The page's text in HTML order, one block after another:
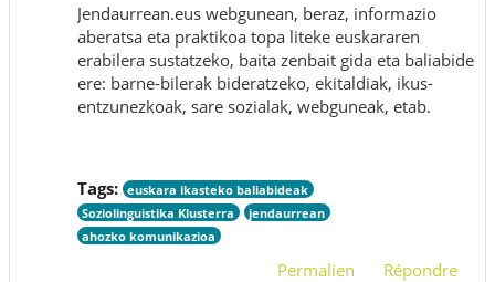
Jendaurrean.eus webgunean, beraz, informazio
aberatsa eta praktikoa topa liteke euskararen
erabilera sustatzeko, baita zenbait gida eta baliabide
ere: barne-bilerak bideratzeko, ekitaldiak, ikus-
entzunezkoak, sare sozialak, webguneak, etab.
Tags: euskara ikasteko baliabideak
Soziolinguistika Klusterra
jendaurrean
ahozko komunikazioa
Permalien Répondre